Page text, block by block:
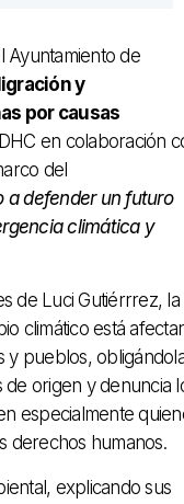
Ayuntamiento de
y
por causas
en colaboración
del
a defender un futuro
climática y
de Luci Gutiérrrez, la
climático está
y pueblos,
origen y denuncia
especialmente
derechos humanos.
explicando sus